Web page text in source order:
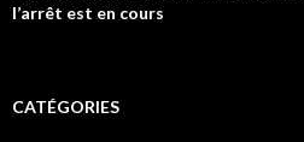
l’arrêt est en cours
CATÉGORIES